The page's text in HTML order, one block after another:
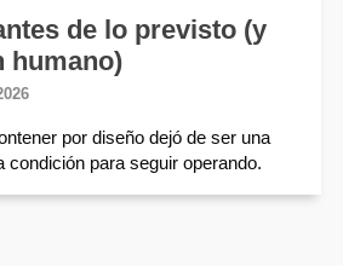
de lo previsto (y
humano)
por diseño dejó de ser una
condición para seguir operando.